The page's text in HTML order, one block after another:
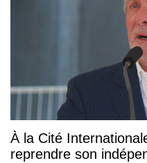
À la Cité
reprendre son